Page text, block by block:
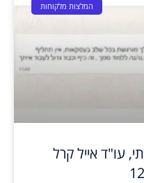
המלצות מלקוחות
עו"ד אייל קרל